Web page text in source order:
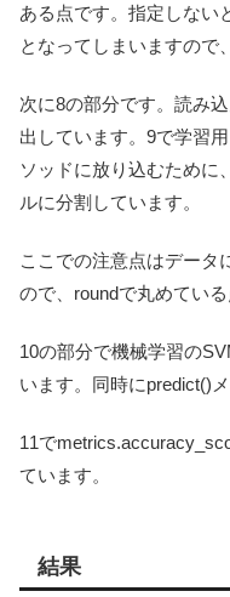
ある点です。指定しない
となってしまいますので
次に8の部分です。読み
出しています。9で学習
ソッドに放り込むために
ルに分割しています。
ここでの注意点はデータ
ので、roundで丸めている
10の部分で機械学習の
います。同時にpredict()
11で
ています。
結果